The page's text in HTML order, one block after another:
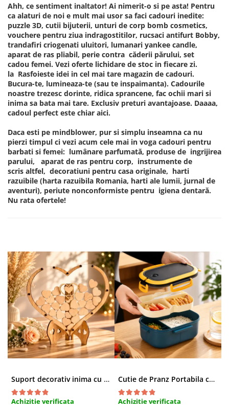
Ahh, ce sentiment inaltator! Ai nimerit-o si pe asta! Pentru
ca alaturi de noi e mult mai usor sa faci cadouri inedite:
puzzle 3D, cutii bijuterii, unturi de corp bomb cosmetics,
vouchere pentru ziua indragostitilor, rucsaci antifurt Bobby,
trandafiri criogenati uluitori, lumanari yankee candle,
aparat de ras pliabil, perie contra căderii părului, set
cadou femei. Vezi oferte lichidare de stoc in fiecare zi.
la Rasfoieste idei in cel mai tare magazin de cadouri.
Bucura-te, lumineaza-te (sau te inspaimanta). Cadourile
noastre trezesc dorinte, ridica sprancene, fac ochii mari si
inima sa bata mai tare. Exclusiv preturi avantajoase. Daaaa,
cadoul perfect este chiar aici.
Daca esti pe mindblower, pur si simplu inseamna ca nu
pierzi timpul ci vezi acum cele mai in voga cadouri pentru
barbati si femei: lumânare parfumată, produse de ingrijirea
parului, aparat de ras pentru corp, instrumente de
scris altfel, decoratiuni pentru casa originale, harti
razuibile (harta razuibila Romania, harti ale lumii, jurnal de
aventuri), periute nonconformiste pentru igiena dentară.
Nu rata ofertele!
Suport decorativ inima cu mesaje, Cadou cu suflet
Achizitie verificata
Cutie de Pranz Portabila cu Compartimente
Achizitie verificata